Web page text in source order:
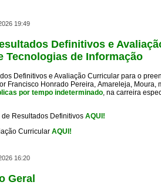
19:49
Definitivos e
Tecnologias de Informação
Definitivos e Avaliação Curricular para o
Francisco Honrado Pereira, Amareleja,
por tempo indeterminado, na carreira
de Resultados Definitivos AQUI!
Curricular AQUI!
16:20
Geral